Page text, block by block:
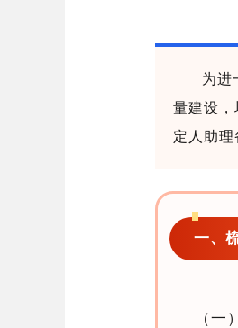
为进
量建设，
定人助理
一、
（